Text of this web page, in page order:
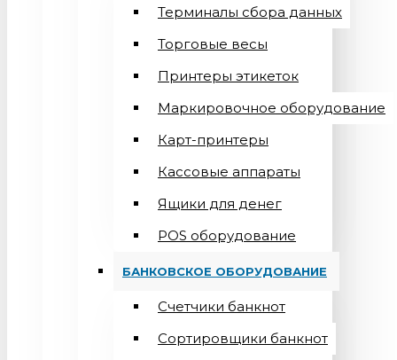
Терминалы сбора данных
Торговые весы
Принтеры этикеток
Маркировочное оборудование
Карт-принтеры
Кассовые аппараты
Ящики для денег
POS оборудование
БАНКОВСКОЕ ОБОРУДОВАНИЕ
Счетчики банкнот
Сортировщики банкнот